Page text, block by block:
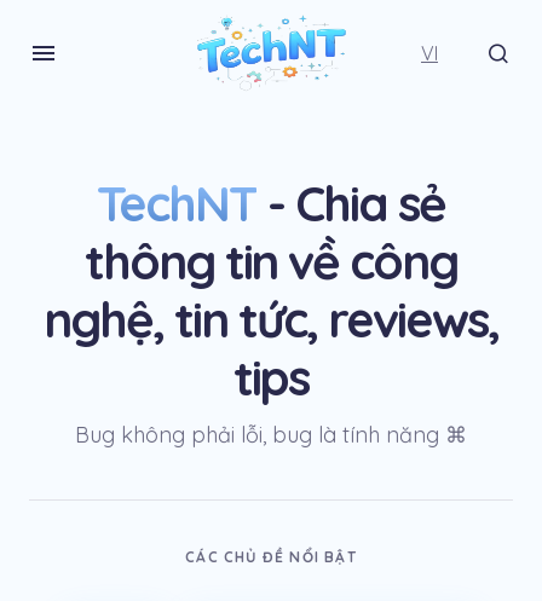
VI
TechNT - Chia sẻ
thông tin về công
nghệ, tin tức, reviews,
tips
Bug không phải lỗi, bug là tính năng ⌘
CÁC CHỦ ĐỀ NỔI BẬT